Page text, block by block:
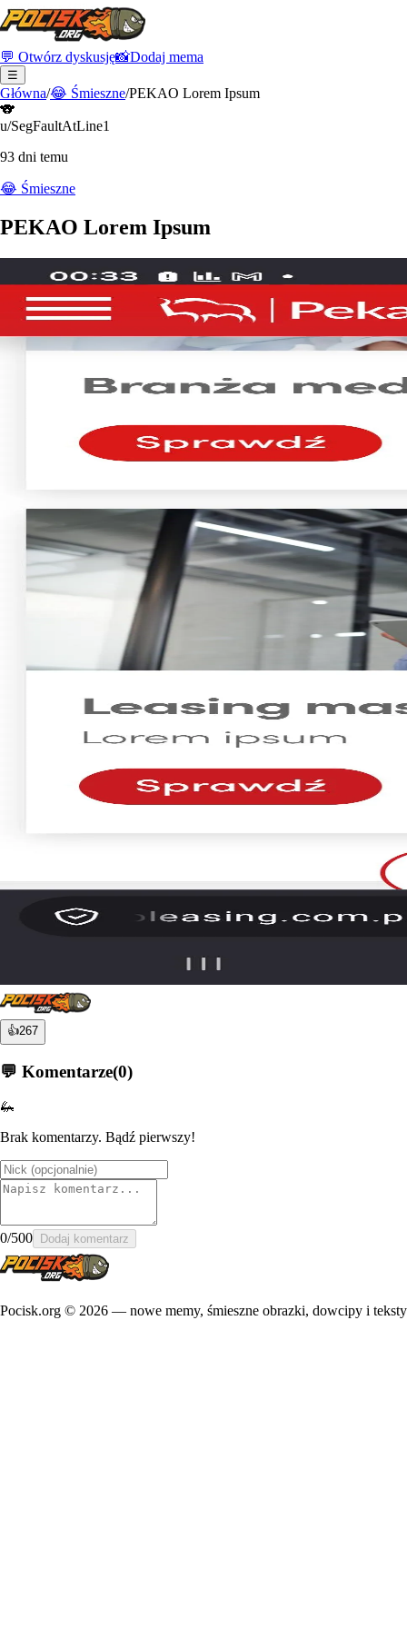
💬 Otwórz dyskusję📸Dodaj mema
☰
Główna/😂 Śmieszne/PEKAO Lorem Ipsum
🐨
u/SegFaultAtLine1
93 dni temu
😂 Śmieszne
PEKAO Lorem Ipsum
👍267
💬 Komentarze(0)
🦗
Brak komentarzy. Bądź pierwszy!
0/500 Dodaj komentarz
Pocisk.org © 2026 — nowe memy, śmieszne obrazki, dowcipy i teksty